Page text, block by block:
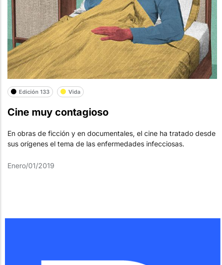
Edición 133 Vida
Cine muy contagioso
En obras de ficción y en documentales, el cine ha tratado desde
sus orígenes el tema de las enfermedades infecciosas.
Enero/01/2019